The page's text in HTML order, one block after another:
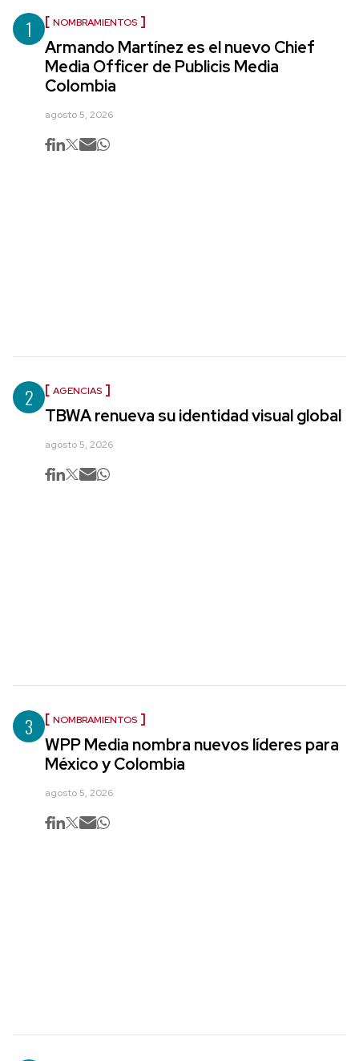
1 NOMBRAMIENTOS
Armando Martínez es el nuevo Chief
Media Officer de Publicis Media
Colombia
agosto 5, 2026
2 AGENCIAS
TBWA renueva su identidad visual global
agosto 5, 2026
3 NOMBRAMIENTOS
WPP Media nombra nuevos líderes para
México y Colombia
agosto 5, 2026